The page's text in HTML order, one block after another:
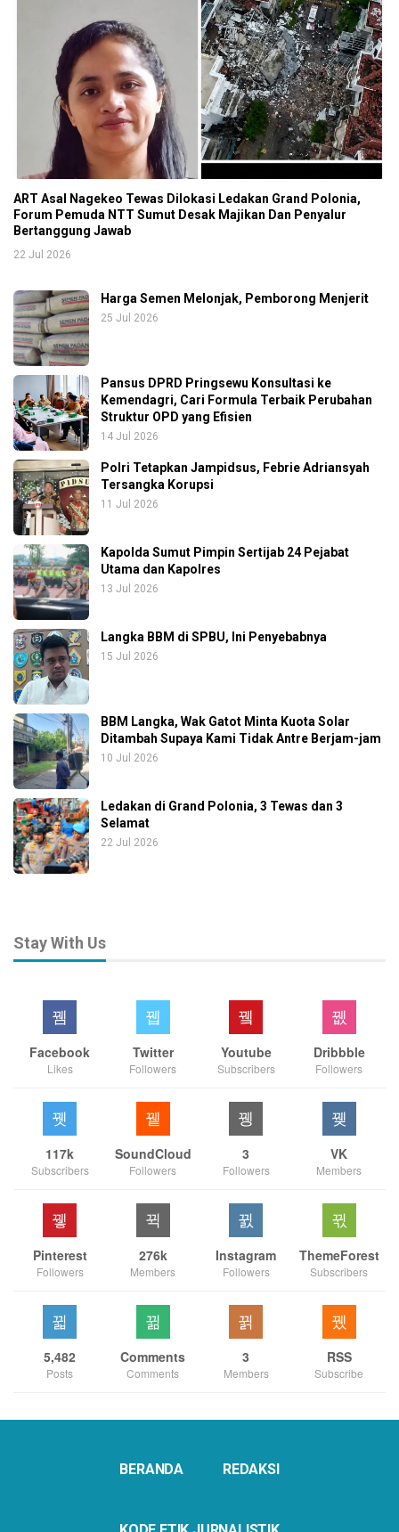
ART Asal Nagekeo Tewas Dilokasi Ledakan Grand Polonia,
Forum Pemuda NTT Sumut Desak Majikan Dan Penyalur
Bertanggung Jawab
22 Jul 2026
Harga Semen Melonjak, Pemborong Menjerit
25 Jul 2026
Pansus DPRD Pringsewu Konsultasi ke
Kemendagri, Cari Formula Terbaik Perubahan
Struktur OPD yang Efisien
14 Jul 2026
Polri Tetapkan Jampidsus, Febrie Adriansyah
Tersangka Korupsi
11 Jul 2026
Kapolda Sumut Pimpin Sertijab 24 Pejabat
Utama dan Kapolres
13 Jul 2026
Langka BBM di SPBU, Ini Penyebabnya
15 Jul 2026
BBM Langka, Wak Gatot Minta Kuota Solar
Ditambah Supaya Kami Tidak Antre Berjam-jam
10 Jul 2026
Ledakan di Grand Polonia, 3 Tewas dan 3
Selamat
22 Jul 2026
Stay With Us
Facebook
Likes
Twitter
Followers
Youtube
Subscribers
Dribbble
Followers
117k
Subscribers
SoundCloud
Followers
3
Followers
VK
Members
Pinterest
Followers
276k
Members
Instagram
Followers
ThemeForest
Subscribers
5,482
Posts
Comments
Comments
3
Members
RSS
Subscribe
BERANDA REDAKSI